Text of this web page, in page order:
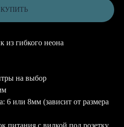
КУПИТЬ
из гибкого неона
на выбор
6 или 8мм (зависит от размера
питания с вилкой под розетку